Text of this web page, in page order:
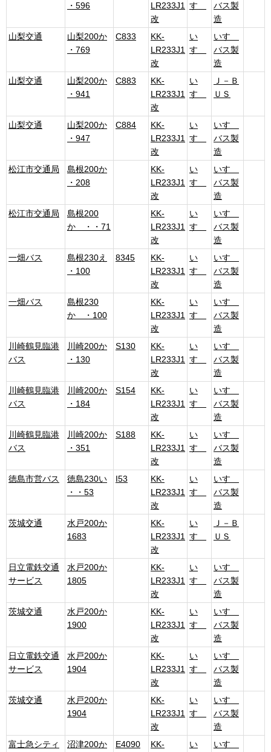
・596
LR233J1
改
すゞ
バス製
造
山梨交通
山梨200か
・769
C833
KK-
LR233J1
改
い
すゞ
いすゞ
バス製
造
山梨交通
山梨200か
・941
C883
KK-
LR233J1
改
い
すゞ
Ｊ－Ｂ
ＵＳ
山梨交通
山梨200か
・947
C884
KK-
LR233J1
改
い
すゞ
いすゞ
バス製
造
松江市交通局
島根200か
・208
KK-
LR233J1
改
い
すゞ
いすゞ
バス製
造
松江市交通局
島根200
か ・・71
KK-
LR233J1
改
い
すゞ
いすゞ
バス製
造
一畑バス
島根230え
・100
8345
KK-
LR233J1
改
い
すゞ
いすゞ
バス製
造
一畑バス
島根230
か ・100
KK-
LR233J1
改
い
すゞ
いすゞ
バス製
造
川崎鶴見臨港
バス
川崎200か
・130
S130
KK-
LR233J1
改
い
すゞ
いすゞ
バス製
造
川崎鶴見臨港
バス
川崎200か
・184
S154
KK-
LR233J1
改
い
すゞ
いすゞ
バス製
造
川崎鶴見臨港
バス
川崎200か
・351
S188
KK-
LR233J1
改
い
すゞ
いすゞ
バス製
造
徳島市営バス
徳島230い
・・53
I53
KK-
LR233J1
改
い
すゞ
いすゞ
バス製
造
茨城交通
水戸200か
1683
KK-
LR233J1
改
い
すゞ
Ｊ－Ｂ
ＵＳ
日立電鉄交通
サービス
水戸200か
1805
KK-
LR233J1
改
い
すゞ
いすゞ
バス製
造
茨城交通
水戸200か
1900
KK-
LR233J1
改
い
すゞ
いすゞ
バス製
造
日立電鉄交通
サービス
水戸200か
1904
KK-
LR233J1
改
い
すゞ
いすゞ
バス製
造
茨城交通
水戸200か
1904
KK-
LR233J1
改
い
すゞ
いすゞ
バス製
造
富士急シティ
沼津200か
E4090
KK-
い
いすゞ